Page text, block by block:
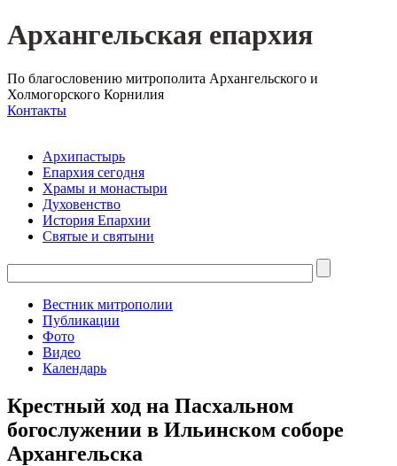
Архангельская епархия
По благословению митрополита Архангельского и
Холмогорского Корнилия
Контакты
Архипастырь
Епархия сегодня
Храмы и монастыри
Духовенство
История Епархии
Святые и святыни
Вестник митрополии
Публикации
Фото
Видео
Календарь
Крестный ход на Пасхальном
богослужении в Ильинском соборе
Архангельска